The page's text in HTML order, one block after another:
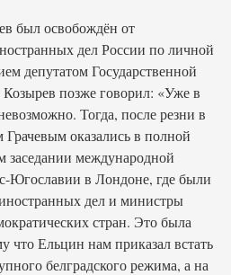
был освобождён от
дел России по личной
депутатом Государственной
позже говорил: «Уже в
Тогда, после резни в
оказались в полной
заседании международной
Югославии в Лондоне, где были
дел и министры
стран. Это была
что Ельцин нам приказал встать
белградского режима, а на